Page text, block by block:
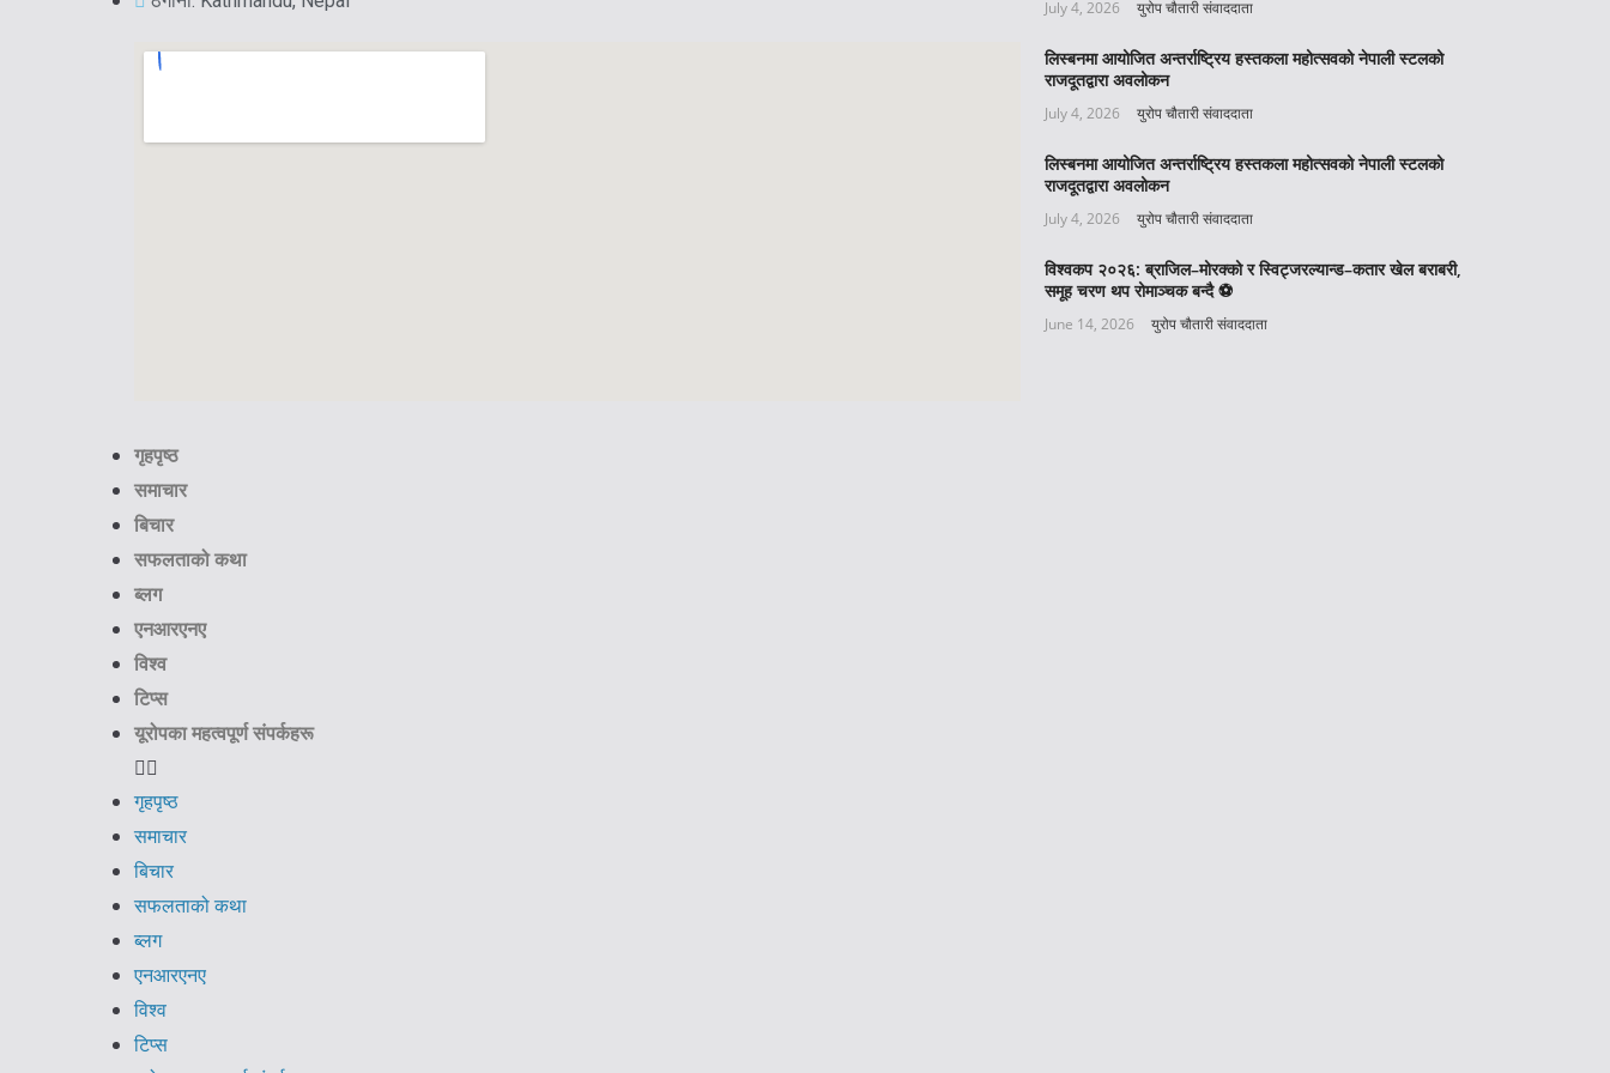
July 4, 2026 युरोप चौतारी संवाददाता
लिस्बनमा आयोजित अन्तर्राष्ट्रिय हस्तकला महोत्सवको नेपाली स्टलको
राजदूतद्वारा अवलोकन
July 4, 2026 युरोप चौतारी संवाददाता
लिस्बनमा आयोजित अन्तर्राष्ट्रिय हस्तकला महोत्सवको नेपाली स्टलको
राजदूतद्वारा अवलोकन
July 4, 2026 युरोप चौतारी संवाददाता
विश्वकप २०२६: ब्राजिल–मोरक्को र स्विट्जरल्यान्ड–कतार खेल बराबरी,
समूह चरण थप रोमाञ्चक बन्दै ⚽️
June 14, 2026 युरोप चौतारी संवाददाता
गृहपृष्ठ
समाचार
बिचार
सफलताको कथा
ब्लग
एनआरएनए
विश्व
टिप्स
यूरोपका महत्वपूर्ण संपर्कहरू
गृहपृष्ठ
समाचार
बिचार
सफलताको कथा
ब्लग
एनआरएनए
विश्व
टिप्स